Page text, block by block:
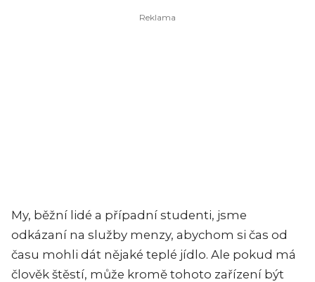
My, běžní lidé a případní studenti, jsme
odkázaní na služby menzy, abychom si čas od
času mohli dát nějaké teplé jídlo. Ale pokud má
člověk štěstí, může kromě tohoto zařízení být